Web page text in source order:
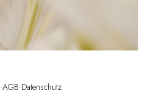
·AGB·Datenschutz